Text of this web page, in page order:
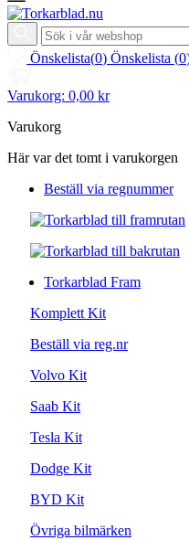
Önskelista(0) Önskelista (0
Varukorg: 0,00 kr
Varukorg
Här var det tomt i varukorgen
Beställ via regnummer
Torkarblad Fram
Komplett Kit
Beställ via reg.nr
Volvo Kit
Saab Kit
Tesla Kit
Dodge Kit
BYD Kit
Övriga bilmärken